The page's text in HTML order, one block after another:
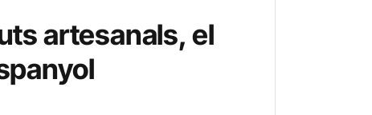
artesanals, el